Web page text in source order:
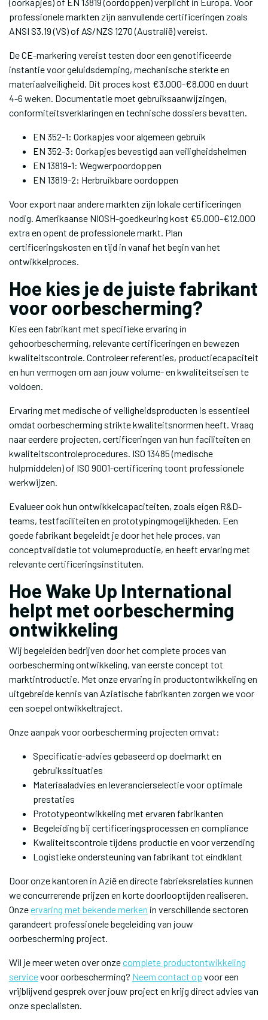
professionele markten zijn aanvullende certificeringen zoals
ANSI S3.19 (VS) of AS/NZS 1270 (Australië) vereist.
De CE-markering vereist testen door een genotificeerde
instantie voor geluidsdemping, mechanische sterkte en
materiaalveiligheid. Dit proces kost €3.000-€8.000 en duurt
4-6 weken. Documentatie moet gebruiksaanwijzingen,
conformiteitsverklaringen en technische dossiers bevatten.
EN 352-1: Oorkapjes voor algemeen gebruik
EN 352-3: Oorkapjes bevestigd aan veiligheidshelmen
EN 13819-1: Wegwerpoordoppen
EN 13819-2: Herbruikbare oordoppen
Voor export naar andere markten zijn lokale certificeringen
nodig. Amerikaanse NIOSH-goedkeuring kost €5.000-€12.000
extra en opent de professionele markt. Plan
certificeringskosten en tijd in vanaf het begin van het
ontwikkelproces.
Hoe kies je de juiste fabrikant
voor oorbescherming?
Kies een fabrikant met specifieke ervaring in
gehoorbescherming, relevante certificeringen en bewezen
kwaliteitscontrole. Controleer referenties, productiecapaciteit
en hun vermogen om aan jouw volume- en kwaliteitseisen te
voldoen.
Ervaring met medische of veiligheidsproducten is essentieel
omdat oorbescherming strikte kwaliteitsnormen heeft. Vraag
naar eerdere projecten, certificeringen van hun faciliteiten en
kwaliteitscontroleprocedures. ISO 13485 (medische
hulpmiddelen) of ISO 9001-certificering toont professionele
werkwijzen.
Evalueer ook hun ontwikkelcapaciteiten, zoals eigen R&D-
teams, testfaciliteiten en prototypingmogelijkheden. Een
goede fabrikant begeleidt je door het hele proces, van
conceptvalidatie tot volumeproductie, en heeft ervaring met
relevante certificeringsinstituten.
Hoe Wake Up International
helpt met oorbescherming
ontwikkeling
Wij begeleiden bedrijven door het complete proces van
oorbescherming ontwikkeling, van eerste concept tot
marktintroductie. Met onze ervaring in productontwikkeling en
uitgebreide kennis van Aziatische fabrikanten zorgen we voor
een soepel ontwikkeltraject.
Onze aanpak voor oorbescherming projecten omvat:
Specificatie-advies gebaseerd op doelmarkt en
gebruikssituaties
Materiaaladvies en leverancierselectie voor optimale
prestaties
Prototypeontwikkeling met ervaren fabrikanten
Begeleiding bij certificeringsprocessen en compliance
Kwaliteitscontrole tijdens productie en voor verzending
Logistieke ondersteuning van fabrikant tot eindklant
Door onze kantoren in Azië en directe fabrieksrelaties kunnen
we concurrerende prijzen en korte doorlooptijden realiseren.
Onzeervaring met bekende merken in verschillende sectoren
garandeert professionele begeleiding van jouw
oorbescherming project.
Wil je meer weten over onzecomplete productontwikkeling
servicevoor oorbescherming? Neem contact op voor een
vrijblijvend gesprek over jouw project en krijg direct advies van
onze specialisten.